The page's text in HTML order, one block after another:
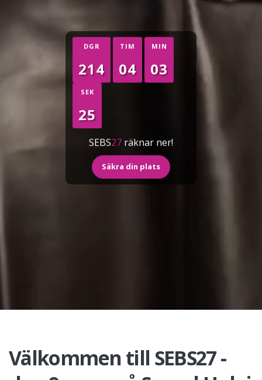
DGR
214
TIM
04
MIN
03
SEK
24
SEBS27 räknar ner!
Säkra din plats
Välkommen till SEBS27 -